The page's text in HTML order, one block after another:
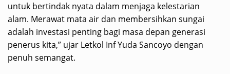
untuk bertindak nyata dalam menjaga kelestarian
alam. Merawat mata air dan membersihkan sungai
adalah investasi penting bagi masa depan generasi
penerus kita,” ujar Letkol Inf Yuda Sancoyo dengan
penuh semangat.